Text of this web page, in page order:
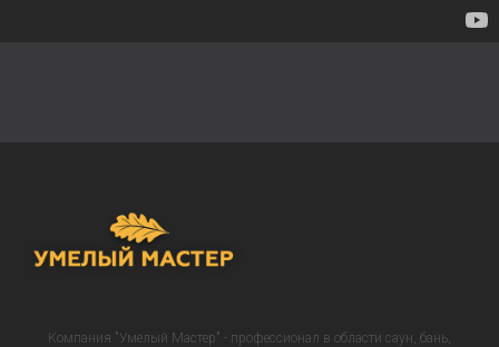
Компания "Умелый Мастер" - профессионал в области саун, бань,